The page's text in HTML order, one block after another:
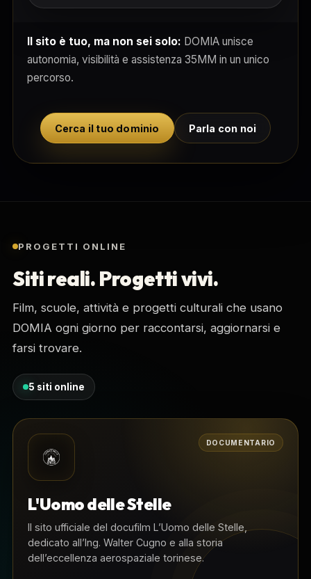
Il sito è tuo, ma non sei solo: DOMIA unisce
autonomia, visibilità e assistenza 35MM in un unico
percorso.
Cerca il tuo dominio Parla con noi
PROGETTI ONLINE
Siti reali. Progetti vivi.
Film, scuole, attività e progetti culturali che usano
DOMIA ogni giorno per raccontarsi, aggiornarsi e
farsi trovare.
5 siti online
DOCUMENTARIO
L'Uomo delle Stelle
Il sito ufficiale del docufilm L’Uomo delle Stelle,
dedicato all’Ing. Walter Cugno e alla storia
dell’eccellenza aerospaziale torinese.